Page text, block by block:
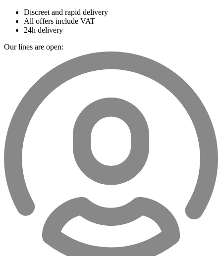
Discreet and rapid delivery
All offers include VAT
24h delivery
Our lines are open: